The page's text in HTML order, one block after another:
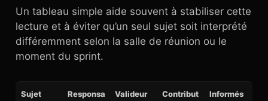
Un tableau simple aide souvent à stabiliser cette
lecture et à éviter qu’un seul sujet soit interprété
différemment selon la salle de réunion ou le
moment du sprint.
Sujet
Responsa
Valideur
Contribut
Informés